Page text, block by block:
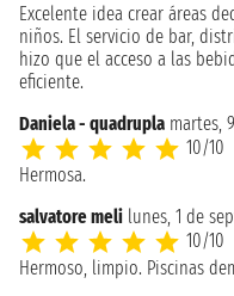
Excelente idea crear áreas
niños. El servicio de bar,
hizo que el acceso a las
eficiente.
Daniela - quadrupla martes,
10/10
Hermosa.
salvatore meli lunes, 1 de
10/10
Hermoso, limpio. Piscinas